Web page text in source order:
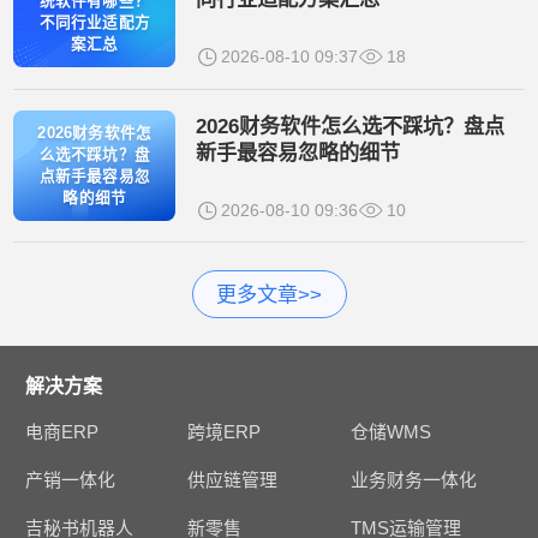
不同行业适配方
案汇总
2026-08-10 09:37 18
2026财务软件怎
么选不踩坑？盘
点新手最容易忽
略的细节
2026财务软件怎么选不踩坑？盘点
新手最容易忽略的细节
2026-08-10 09:36 10
更多文章>>
解决方案
电商ERP 跨境ERP 仓储WMS
产销一体化 供应链管理 业务财务一体化
吉秘书机器人 新零售 TMS运输管理